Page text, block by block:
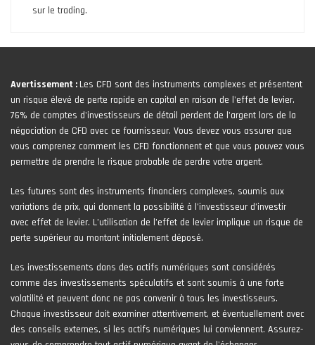
sur le trading.
Avertissement : Les CFD sont des instruments complexes et présentent
un risque élevé de perte rapide en capital en raison de l'effet de levier.
76% de comptes d'investisseurs de détail perdent de l'argent lors de la
négociation de CFD avec ce fournisseur. Vous devez vous assurer que
vous comprenez comment les CFD fonctionnent et que vous pouvez vous
permettre de prendre le risque probable de perdre votre argent.
Les futures sont des instruments financiers complexes, soumis aux
variations de prix, qui donnent la possibilité à l’investisseur d’investir
avec effet de levier. L’utilisation de l’effet de levier implique un risque de
perte supérieur au montant initialement déposé.
Les investissements dans des actifs numériques sont considérés
comme des investissements spéculatifs et sont soumis à une forte
volatilité et peuvent donc ne pas convenir à tous les investisseurs.
Chaque investisseur doit examiner attentivement, et éventuellement avec
des conseils externes, si les actifs numériques lui conviennent. Assurez-